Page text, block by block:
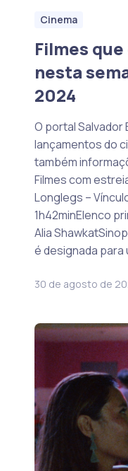
Cinema
Filmes
nesta
2024
O portal
lançamentos do
também
Filmes com
Longlegs –
1h42minElenco
Alia
é designada para
30 de agosto de